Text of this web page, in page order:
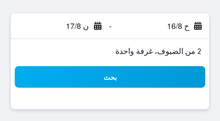
ح 16/8 - ن 17/8
2 من الضيوف، غرفة واحدة
بحث